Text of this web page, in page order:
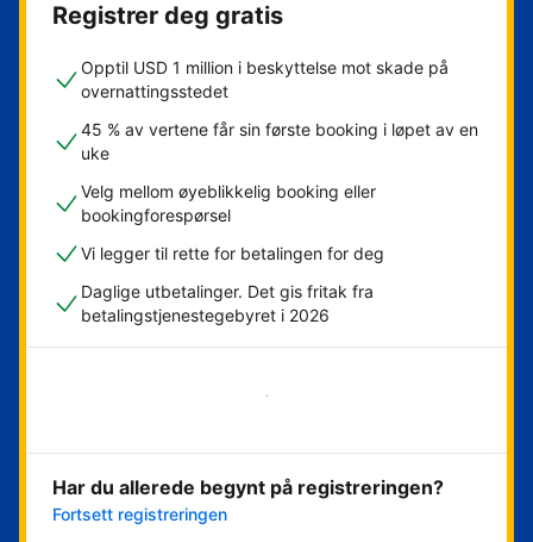
Registrer deg gratis
Opptil USD 1 million i beskyttelse mot skade på
overnattingsstedet
45 % av vertene får sin første booking i løpet av en
uke
Velg mellom øyeblikkelig booking eller
bookingforespørsel
Vi legger til rette for betalingen for deg
Daglige utbetalinger. Det gis fritak fra
betalingstjenestegebyret i 2026
Kom i gang nå
Har du allerede begynt på registreringen?
Fortsett registreringen